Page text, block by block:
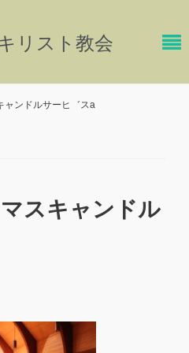
リスト教会
ャンドルサーヒ゛スa
スキャンドル